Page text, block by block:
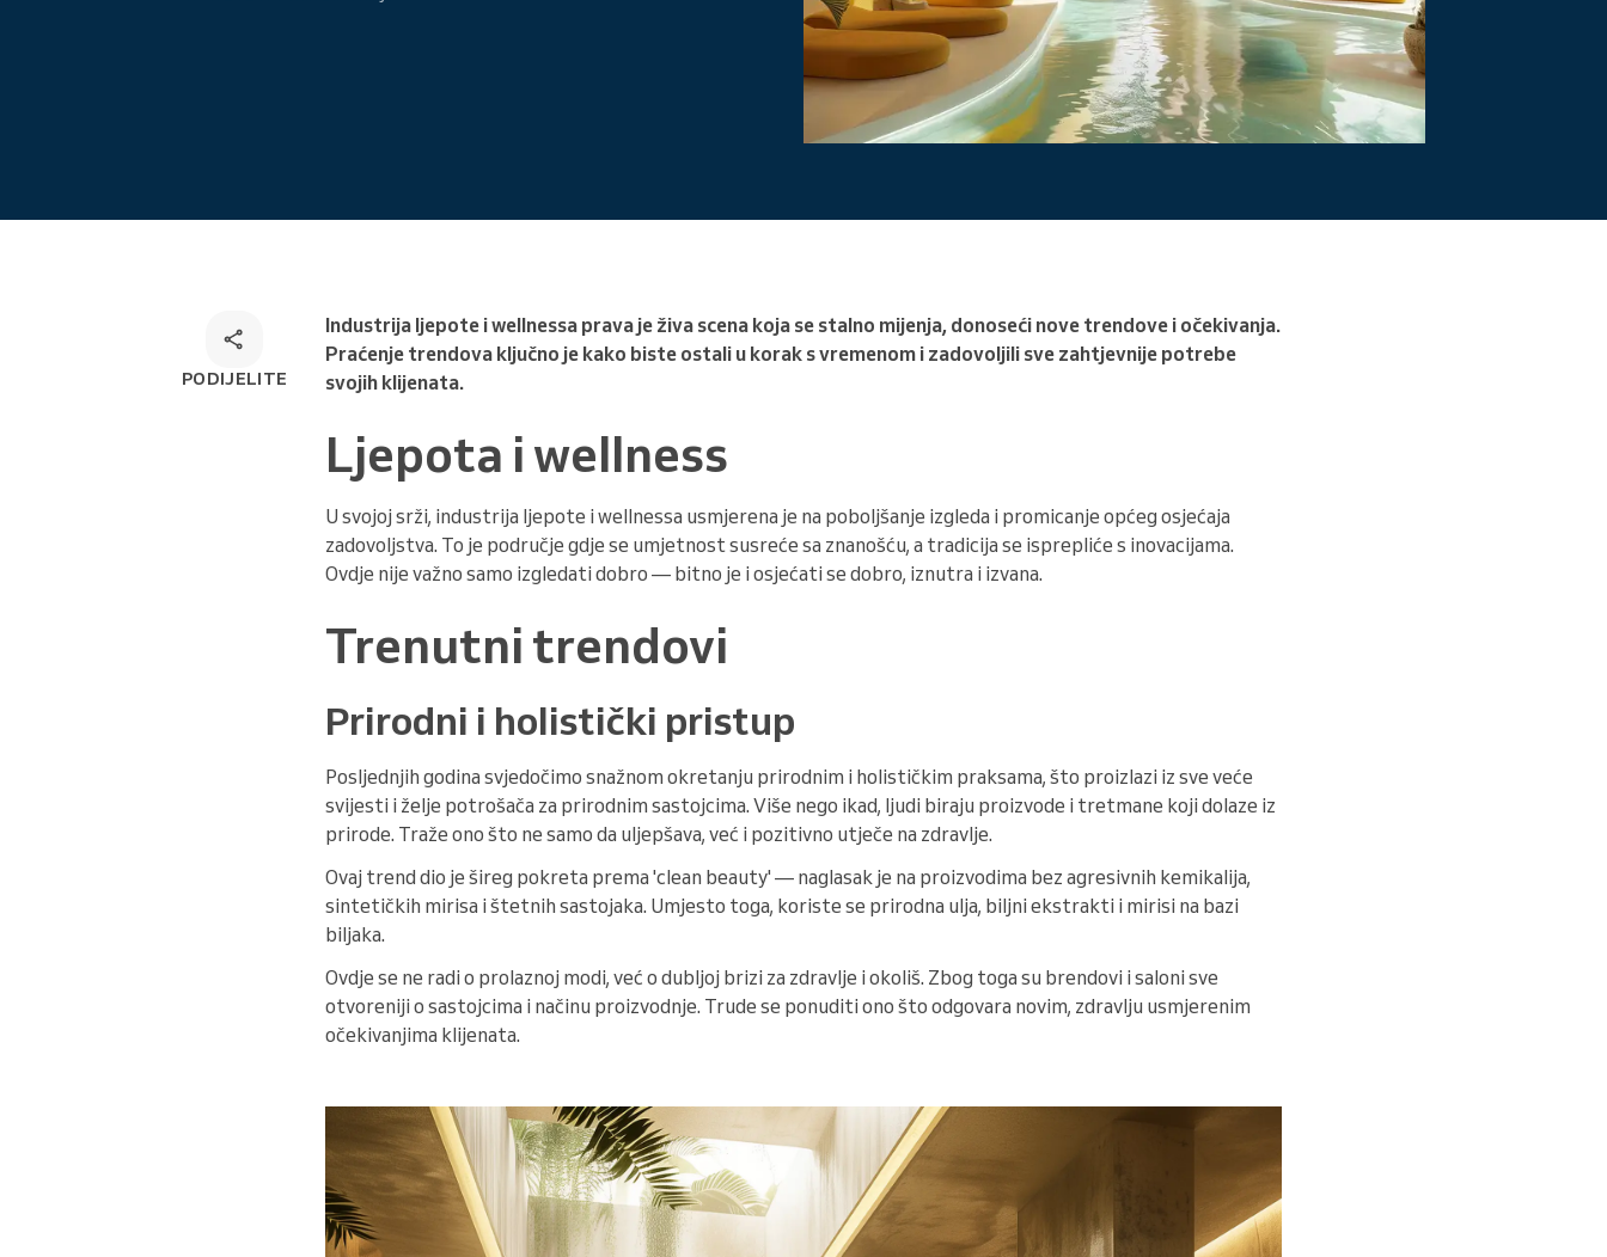
Pročitajte više
PODIJELITE
Industrija ljepote i wellnessa prava je živa scena koja se stalno mijenja, donoseći nove trendove i očekivanja.
Praćenje trendova ključno je kako biste ostali u korak s vremenom i zadovoljili sve zahtjevnije potrebe
svojih klijenata.
Ljepota i wellness
U svojoj srži, industrija ljepote i wellnessa usmjerena je na poboljšanje izgleda i promicanje općeg osjećaja
zadovoljstva. To je područje gdje se umjetnost susreće sa znanošću, a tradicija se isprepliće s inovacijama.
Ovdje nije važno samo izgledati dobro — bitno je i osjećati se dobro, iznutra i izvana.
Trenutni trendovi
Prirodni i holistički pristup
Posljednjih godina svjedočimo snažnom okretanju prirodnim i holističkim praksama, što proizlazi iz sve veće
svijesti i želje potrošača za prirodnim sastojcima. Više nego ikad, ljudi biraju proizvode i tretmane koji dolaze iz
prirode. Traže ono što ne samo da uljepšava, već i pozitivno utječe na zdravlje.
Ovaj trend dio je šireg pokreta prema 'clean beauty' — naglasak je na proizvodima bez agresivnih kemikalija,
sintetičkih mirisa i štetnih sastojaka. Umjesto toga, koriste se prirodna ulja, biljni ekstrakti i mirisi na bazi
biljaka.
Ovdje se ne radi o prolaznoj modi, već o dubljoj brizi za zdravlje i okoliš. Zbog toga su brendovi i saloni sve
otvoreniji o sastojcima i načinu proizvodnje. Trude se ponuditi ono što odgovara novim, zdravlju usmjerenim
očekivanjima klijenata.